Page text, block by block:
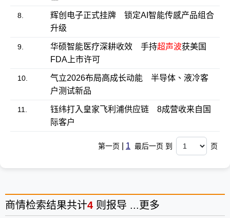
8.
辉创电子正式挂牌 锁定AI智能传感产品组合
升级
9. 华硕智能医疗深耕收效 手持超声波获美国
FDA上市许可
10.
气立2026布局高成长动能 半导体、液冷客
户测试新品
11.
钰纬打入皇家飞利浦供应链 8成营收来自国
际客户
第一页 1 最后一页 到 页
商情检索结果共计4 则报导 ... 更多